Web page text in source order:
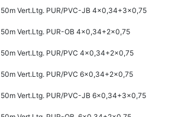
50m Vert.Ltg. PUR/PVC-JB 4x0,34+3x0,75
50m Vert.Ltg. PUR-OB 4x0,34+2x0,75
50m Vert.Ltg. PUR/PVC 4x0,34+2x0,75
50m Vert.Ltg. PUR/PVC 6x0,34+2x0,75
50m Vert.Ltg. PUR/PVC-JB 6x0,34+3x0,75